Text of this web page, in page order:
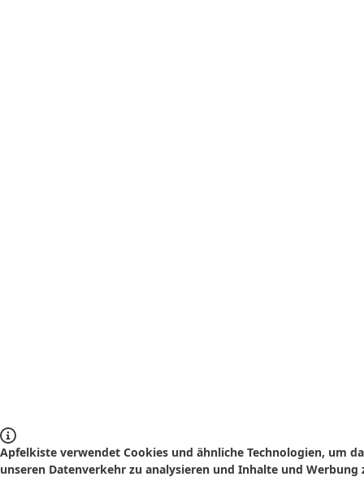
Apfelkiste verwendet Cookies und ähnliche Technologien, um
unseren Datenverkehr zu analysieren und Inhalte und